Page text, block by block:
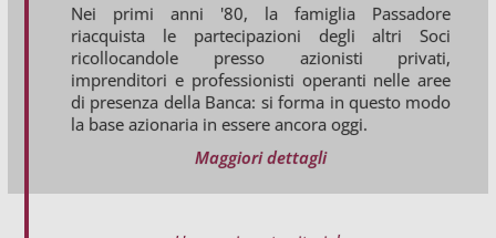
Nei primi anni '80, la famiglia Passadore
riacquista le partecipazioni degli altri Soci
ricollocandole presso azionisti privati,
imprenditori e professionisti operanti nelle aree
di presenza della Banca: si forma in questo modo
la base azionaria in essere ancora oggi.
Maggiori dettagli